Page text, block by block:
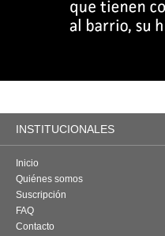
INSTITUCIONALES
Inicio
Quiénes somos
Suscripción
FAQ
Contacto